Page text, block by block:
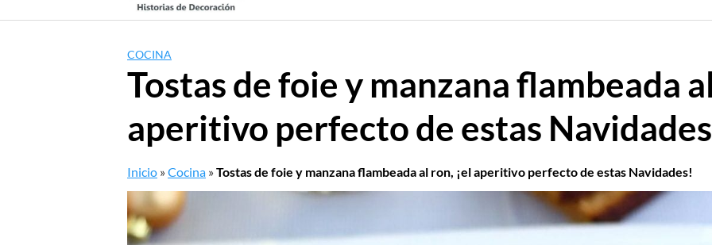
COCINA
Tostas de foie y manzana flambeada
aperitivo perfecto de estas
Inicio »Cocina »Tostas de foie y manzana flambeada al ron, ¡el aperitivo perfecto de estas Navidades!